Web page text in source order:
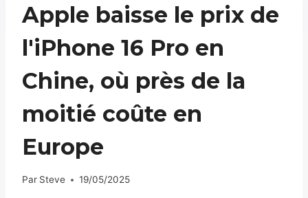
Apple baisse le prix de
l'iPhone 16 Pro en
Chine, où près de la
moitié coûte en
Europe
Par Steve 19/05/2025